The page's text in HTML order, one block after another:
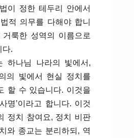
이 정한 테두리 안에서
적 의무를 다해야 합니
룩한 성역의 이름으로
다.
하나님 나라의 빛에서,
의 빛에서 현실 정치를
할 수 있습니다. 이것을
명’이라고 합니다. 이것
정치 참여요, 정치 비판
와 종교는 분리하되, 역